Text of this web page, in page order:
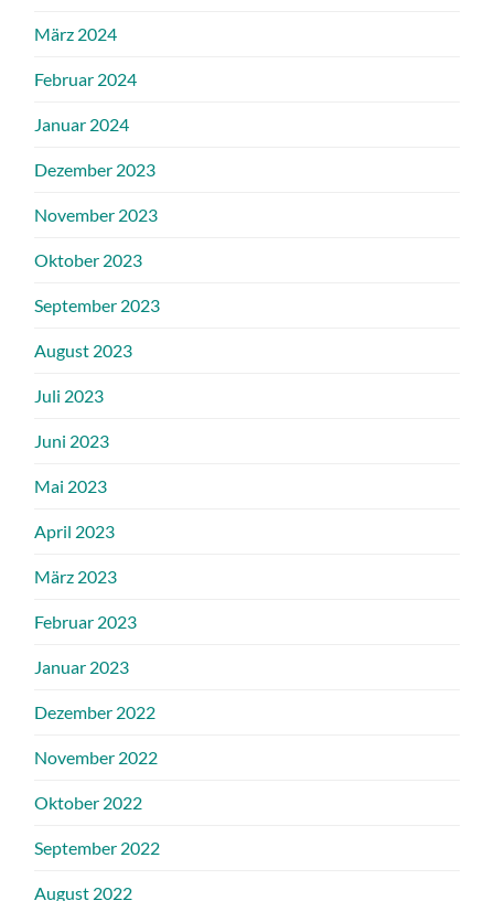
März 2024
Februar 2024
Januar 2024
Dezember 2023
November 2023
Oktober 2023
September 2023
August 2023
Juli 2023
Juni 2023
Mai 2023
April 2023
März 2023
Februar 2023
Januar 2023
Dezember 2022
November 2022
Oktober 2022
September 2022
August 2022